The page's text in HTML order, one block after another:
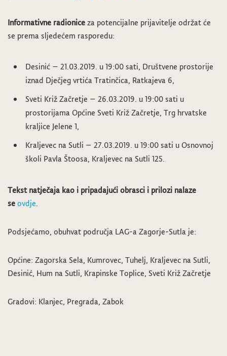
Informativne radioniceza potencijalne prijavitelje održat će
se prema sljedećem rasporedu:
Desinić – 21.03.2019. u 19:00 sati, Društvene prostorije
iznad Dječjeg vrtića Tratinčica, Ratkajeva 6,
Sveti Križ Začretje – 26.03.2019. u 19:00 sati u
prostorijama Općine Sveti Križ Začretje, Trg hrvatske
kraljice Jelene 1,
Kraljevec na Sutli – 27.03.2019. u 19:00 sati u Osnovnoj
školi Pavla Štoosa, Kraljevec na Sutli 125.
Tekst natječaja kao i pripadajući obrasci i prilozi nalaze
seovdje.
Podsjećamo, obuhvat područja LAG-a Zagorje-Sutla je:
Općine: Zagorska Sela, Kumrovec, Tuhelj, Kraljevec na Sutli,
Desinić, Hum na Sutli, Krapinske Toplice, Sveti Križ Začretje
Gradovi: Klanjec, Pregrada, Zabok